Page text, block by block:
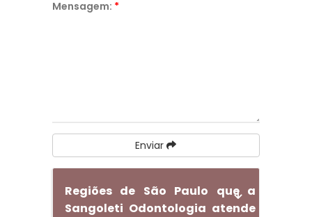
Mensagem: *
Enviar
Regiões de São Paulo que a
Sangoleti Odontologia atende